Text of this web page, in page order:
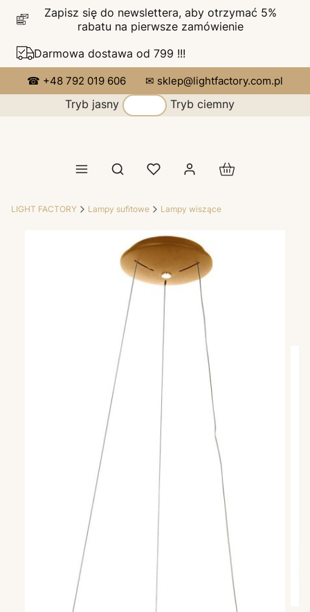
Zapisz się do newslettera, aby otrzymać 5%
rabatu na pierwsze zamówienie
Darmowa dostawa od 799 !!!
☎ +48 792 019 606 ✉ sklep@lightfactory.com.pl
Tryb jasny Tryb ciemny
Otwórz wyszukiwarkę Produkty w
LIGHT FACTORY Lampy sufitowe Lampy wiszące